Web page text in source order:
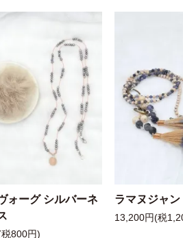
ォーグ シルバーネ
800円)
ラマヌジャン
13,200円(税